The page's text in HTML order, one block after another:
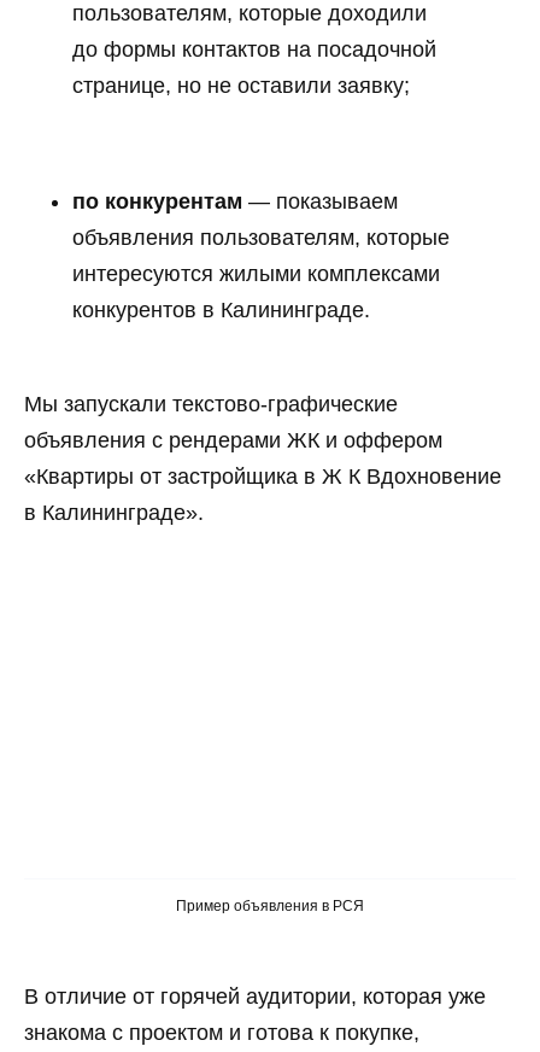
пользователям, которые доходили
до формы контактов на посадочной
странице, но не оставили заявку;
по конкурентам — показываем
объявления пользователям, которые
интересуются жилыми комплексами
конкурентов в Калининграде.
Мы запускали текстово-графические
объявления с рендерами ЖК и оффером
«Квартиры от застройщика в Ж К Вдохновение
в Калининграде».
Пример объявления в РСЯ
В отличие от горячей аудитории, которая уже
знакома с проектом и готова к покупке,